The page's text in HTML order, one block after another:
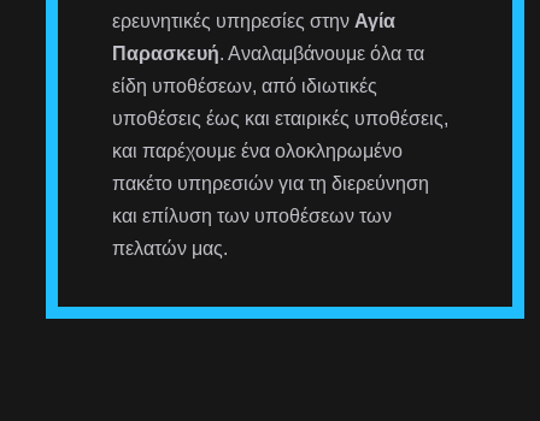
ερευνητικές υπηρεσίες στην Αγία
Παρασκευή. Αναλαμβάνουμε όλα τα
είδη υποθέσεων, από ιδιωτικές
υποθέσεις έως και εταιρικές υποθέσεις,
και παρέχουμε ένα ολοκληρωμένο
πακέτο υπηρεσιών για τη διερεύνηση
και επίλυση των υποθέσεων των
πελατών μας.